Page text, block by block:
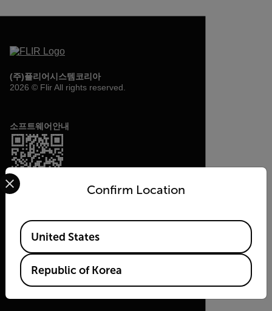
(주)플리어시스템코리아
2026 © Flir All rights reserved.
소프트웨어안내
Confirm Location
Select your preferred country and language from the
Available Locations
United States
Republic of Korea